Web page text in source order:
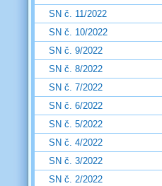
SN č. 11/2022
SN č. 10/2022
SN č. 9/2022
SN č. 8/2022
SN č. 7/2022
SN č. 6/2022
SN č. 5/2022
SN č. 4/2022
SN č. 3/2022
SN č. 2/2022